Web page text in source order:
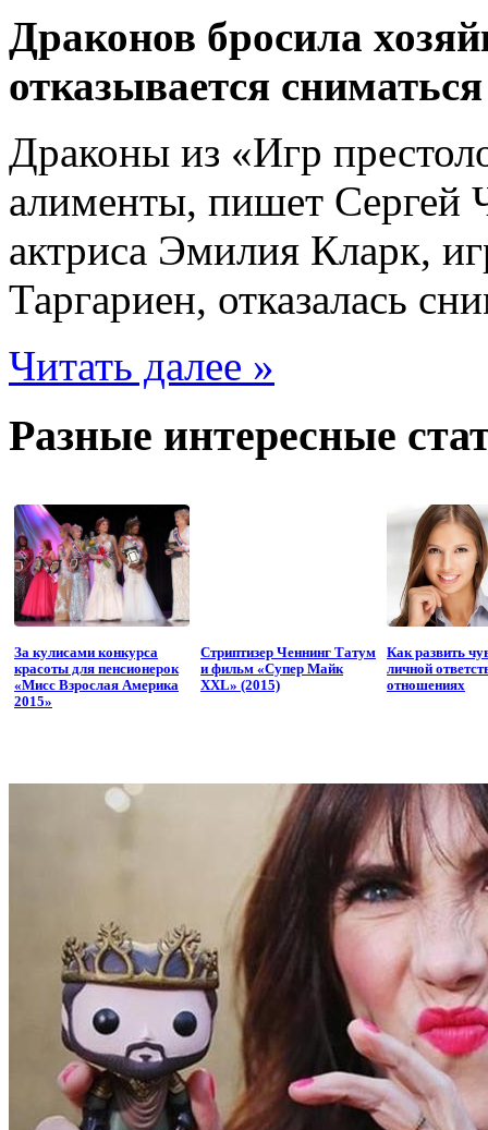
Драконов бросила
отказывается
Драконы из «Игр
алименты, пишет Сергей
актриса Эмилия Кларк,
Таргариен, отказалась
Читать далее »
Разные интересные
За кулисами конкурса
красоты для пенсионерок
«Мисс Взрослая Америка
2015»
Стриптизер Ченнинг Татум
и фильм «Супер Майк
XXL» (2015)
Как развить
личной
отношениях